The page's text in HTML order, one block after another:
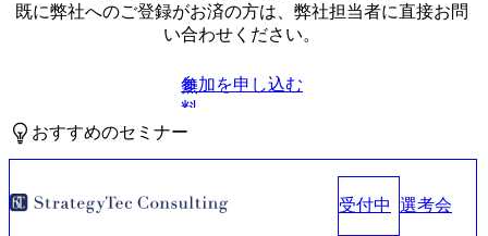
既に弊社へのご登録がお済の方は、弊社担当者に直接お問
い合わせください。
無
料
参加を申し込む
おすすめのセミナー
受付中 選考会